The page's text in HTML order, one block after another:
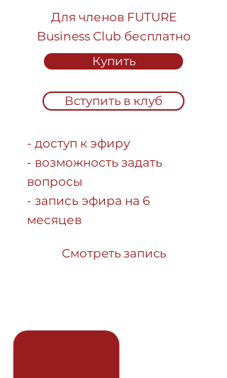
Для членов FUTURE
Business Club бесплатно
Купить
Вступить в клуб
- доступ к эфиру
- возможность задать
вопросы
- запись эфира на 6
месяцев
Смотреть запись